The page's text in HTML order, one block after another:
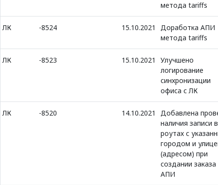
метода tariffs
ЛК -8524 15.10.2021
Доработка АПИ
метода tariffs
ЛК -8523 15.10.2021
Улучшено
логирование
синхронизации
офиса с ЛК
ЛК -8520 14.10.2021
Добавлена
наличия записи в
роутах с
городом и
(адресом) при
создании заказа
АПИ